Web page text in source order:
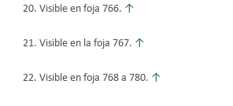
Visible en foja 766. ↑
Visible en la foja 767. ↑
Visible en foja 768 a 780. ↑